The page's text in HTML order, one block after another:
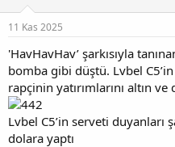
u
b
a
l
a
t
a
n
g
ı
ç
a
r
h
i
11 Kas 2025
'HavHavHav’ şarkısıyla
bomba gibi düştü. Lvbel
rapçinin yatırımlarını altın
Lvbel C5’in serveti duyanları
dolara yaptı